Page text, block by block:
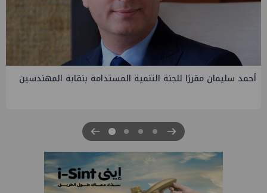
PMS تنهي أعمال إنزال الخطوط البحرية الثلاث بمشروع المرحلة